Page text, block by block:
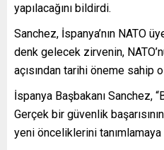
yapılacağını bildirdi.
Sanchez, İspanya’nın NATO
denk gelecek zirvenin,
açısından tarihi öneme sahip
İspanya Başbakanı Sanchez,
Gerçek bir güvenlik
yeni önceliklerini tanımlamaya